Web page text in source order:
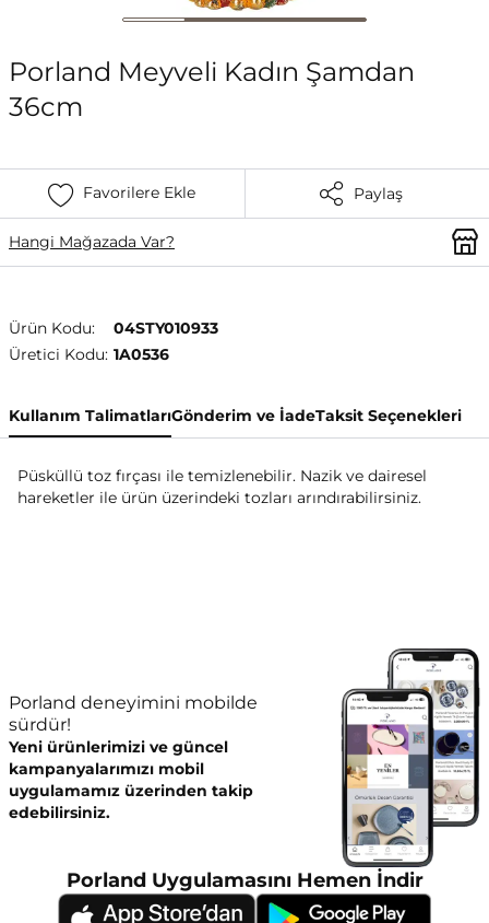
Porland Meyveli Kadın Şamdan
36cm
Favorilere Ekle Paylaş
Hangi Mağazada Var?
Ürün Kodu:
04STY010933
Üretici Kodu: 1A0536
Kullanım TalimatlarıGönderim ve İadeTaksit Seçenekleri
Püsküllü toz fırçası ile temizlenebilir. Nazik ve dairesel
hareketler ile ürün üzerindeki tozları arındırabilirsiniz.
Porland deneyimini mobilde
sürdür!
Yeni ürünlerimizi ve güncel
kampanyalarımızı mobil
uygulamamız üzerinden takip
edebilirsiniz.
Porland Uygulamasını Hemen İndir